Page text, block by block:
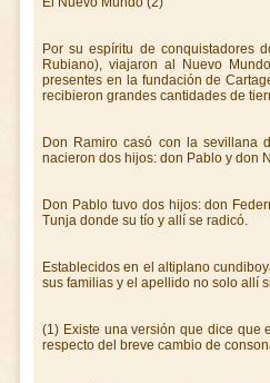
Por su espíritu de conquistadores
Rubiano), viajaron al Nuevo
presentes en la fundación de
recibieron grandes cantidades de
Don Ramiro casó con la sevillana
nacieron dos hijos: don Pablo y don
Don Pablo tuvo dos hijos: don
Tunja donde su tío y allí se radicó.
Establecidos en el altiplano
sus familias y el apellido no solo allí
(1) Existe una versión que dice que
respecto del breve cambio de